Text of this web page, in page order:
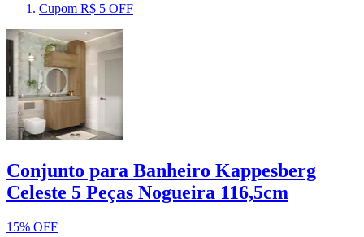
Cupom R$ 5 OFF
Conjunto para Banheiro Kappesberg
Celeste 5 Peças Nogueira 116,5cm
15% OFF